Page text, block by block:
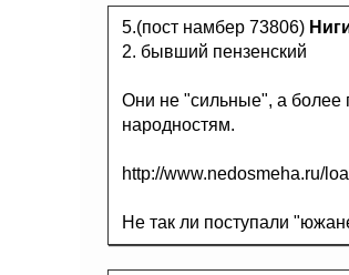
5.(пост намбер 73806)
2. бывший пензенский
Они не "сильные", а более
народностям.
http://www.nedosmeha.ru/
Не так ли поступали